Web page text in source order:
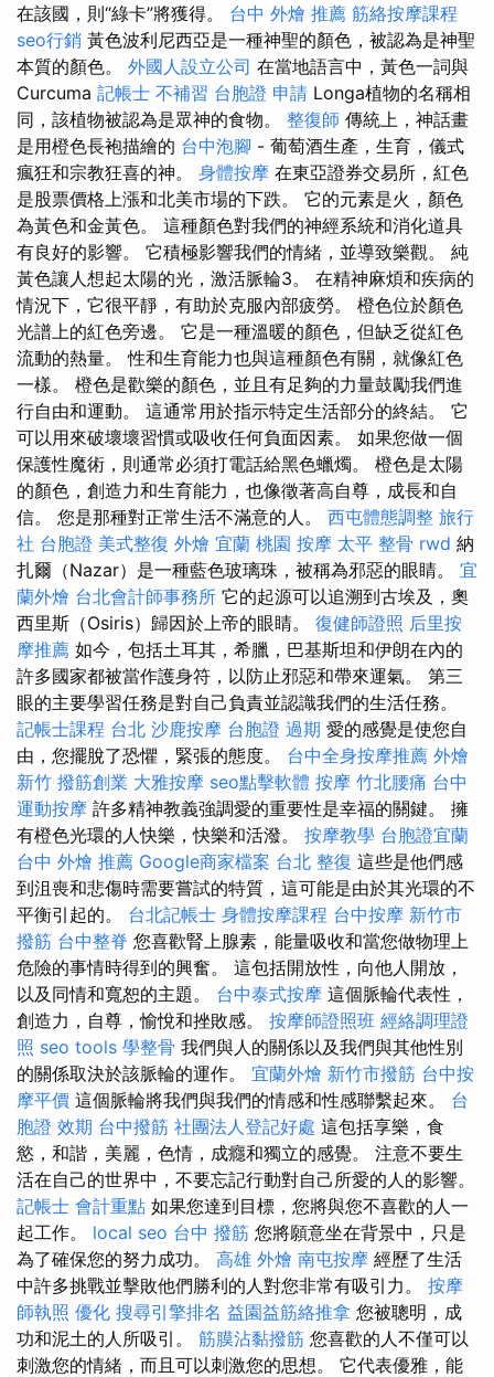
在該國，則“綠卡”將獲得。 台中 外燴 推薦 筋絡按摩課程
seo行銷 黃色波利尼西亞是一種神聖的顏色，被認為是神聖
本質的顏色。 外國人設立公司 在當地語言中，黃色一詞與
Curcuma 記帳士 不補習 台胞證 申請 Longa植物的名稱相
同，該植物被認為是眾神的食物。 整復師 傳統上，神話畫
是用橙色長袍描繪的 台中泡腳 - 葡萄酒生產，生育，儀式
瘋狂和宗教狂喜的神。 身體按摩 在東亞證券交易所，紅色
是股票價格上漲和北美市場的下跌。 它的元素是火，顏色
為黃色和金黃色。 這種顏色對我們的神經系統和消化道具
有良好的影響。 它積極影響我們的情緒，並導致樂觀。 純
黃色讓人想起太陽的光，激活脈輪3。 在精神麻煩和疾病的
情況下，它很平靜，有助於克服內部疲勞。 橙色位於顏色
光譜上的紅色旁邊。 它是一種溫暖的顏色，但缺乏從紅色
流動的熱量。 性和生育能力也與這種顏色有關，就像紅色
一樣。 橙色是歡樂的顏色，並且有足夠的力量鼓勵我們進
行自由和運動。 這通常用於指示特定生活部分的終結。 它
可以用來破壞壞習慣或吸收任何負面因素。 如果您做一個
保護性魔術，則通常必須打電話給黑色蠟燭。 橙色是太陽
的顏色，創造力和生育能力，也像徵著高自尊，成長和自
信。 您是那種對正常生活不滿意的人。 西屯體態調整 旅行
社 台胞證 美式整復 外燴 宜蘭 桃園 按摩 太平 整骨 rwd 納
扎爾（Nazar）是一種藍色玻璃珠，被稱為邪惡的眼睛。 宜
蘭外燴 台北會計師事務所 它的起源可以追溯到古埃及，奧
西里斯（Osiris）歸因於上帝的眼睛。 復健師證照 后里按
摩推薦 如今，包括土耳其，希臘，巴基斯坦和伊朗在內的
許多國家都被當作護身符，以防止邪惡和帶來運氣。 第三
眼的主要學習任務是對自己負責並認識我們的生活任務。
記帳士課程 台北 沙鹿按摩 台胞證 過期 愛的感覺是使您自
由，您擺脫了恐懼，緊張的態度。 台中全身按摩推薦 外燴
新竹 撥筋創業 大雅按摩 seo點擊軟體 按摩 竹北腰痛 台中
運動按摩 許多精神教義強調愛的重要性是幸福的關鍵。 擁
有橙色光環的人快樂，快樂和活潑。 按摩教學 台胞證宜蘭
台中 外燴 推薦 Google商家檔案 台北 整復 這些是他們感
到沮喪和悲傷時需要嘗試的特質，這可能是由於其光環的不
平衡引起的。 台北記帳士 身體按摩課程 台中按摩 新竹市
撥筋 台中整脊 您喜歡腎上腺素，能量吸收和當您做物理上
危險的事情時得到的興奮。 這包括開放性，向他人開放，
以及同情和寬恕的主題。 台中泰式按摩 這個脈輪代表性，
創造力，自尊，愉悅和挫敗感。 按摩師證照班 經絡調理證
照 seo tools 學整骨 我們與人的關係以及我們與其他性別
的關係取決於該脈輪的運作。 宜蘭外燴 新竹市撥筋 台中按
摩平價 這個脈輪將我們與我們的情感和性感聯繫起來。 台
胞證 效期 台中撥筋 社團法人登記好處 這包括享樂，食
慾，和諧，美麗，色情，成癮和獨立的感覺。 注意不要生
活在自己的世界中，不要忘記行動對自己所愛的人的影響。
記帳士 會計重點 如果您達到目標，您將與您不喜歡的人一
起工作。 local seo 台中 撥筋 您將願意坐在背景中，只是
為了確保您的努力成功。 高雄 外燴 南屯按摩 經歷了生活
中許多挑戰並擊敗他們勝利的人對您非常有吸引力。 按摩
師執照 優化 搜尋引擎排名 益園益筋絡推拿 您被聰明，成
功和泥土的人所吸引。 筋膜沾黏撥筋 您喜歡的人不僅可以
刺激您的情緒，而且可以刺激您的思想。 它代表優雅，能